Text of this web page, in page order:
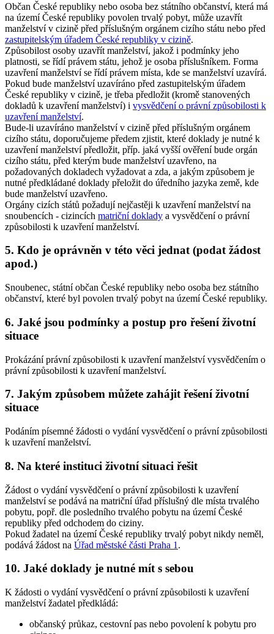
Občan České republiky nebo osoba bez státního občanství, která má
na území České republiky povolen trvalý pobyt, může uzavřít
manželství v cizině před příslušným orgánem cizího státu nebo před
zastupitelským úřadem České republiky v cizině.
Způsobilost osoby uzavřít manželství, jakož i podmínky jeho
platnosti, se řídí právem státu, jehož je osoba příslušníkem. Forma
uzavření manželství se řídí právem místa, kde se manželství uzavírá.
Pokud bude manželství uzavíráno před zastupitelským úřadem
České republiky v cizině, je třeba předložit (kromě stanovených
dokladů k uzavření manželství) i vysvědčení o právní způsobilosti k
uzavření manželství.
Bude-li uzavíráno manželství v cizině před příslušným orgánem
cizího státu, doporučujeme předem zjistit, které doklady je nutné k
uzavření manželství předložit, příp. jaká vyšší ověření bude orgán
cizího státu, před kterým bude manželství uzavřeno, na
požadovaných dokladech vyžadovat a zda, a jakým způsobem je
nutné předkládané doklady přeložit do úředního jazyka země, kde
bude manželství uzavřeno.
Orgány cizích států požadují nejčastěji k uzavření manželství na
snoubencích - cizincích matriční doklady a vysvědčení o právní
způsobilosti k uzavření manželství.
5. Kdo je oprávněn v této věci jednat (podat žádost
apod.)
Snoubenec, státní občan České republiky nebo osoba bez státního
občanství, které byl povolen trvalý pobyt na území České republiky.
6. Jaké jsou podmínky a postup pro řešení životní
situace
Prokázání právní způsobilosti k uzavření manželství vysvědčením o
právní způsobilosti k uzavření manželství.
7. Jakým způsobem můžete zahájit řešení životní
situace
Podáním písemné žádosti o vydání vysvědčení o právní způsobilosti
k uzavření manželství.
8. Na které instituci životní situaci řešit
Žádost o vydání vysvědčení o právní způsobilosti k uzavření
manželství se podává na matriční úřad příslušný dle místa trvalého
pobytu, popř. dle posledního trvalého pobytu na území České
republiky před odchodem do ciziny.
Pokud žadatel na území České republiky trvalý pobyt nikdy neměl,
podává žádost na Úřad městské části Praha 1 .
10. Jaké doklady je nutné mít s sebou
K žádosti o vydání vysvědčení o právní způsobilosti k uzavření
manželství žadatel předkládá:
občanský průkaz, cestovní pas nebo povolení k pobytu pro